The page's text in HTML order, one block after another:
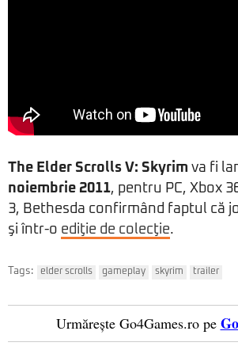
The Elder Scrolls V: Skyrim va fi
noiembrie 2011, pentru PC, Xbox
3, Bethesda confirmând faptul că
şi într-o ediţie de colecţie.
Tags: elder scrolls gameplay skyrim trailer
Urmărește Go4Games.ro pe